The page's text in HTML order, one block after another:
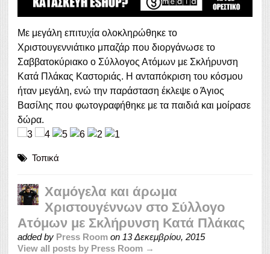
Με μεγάλη επιτυχία ολοκληρώθηκε το
Χριστουγεννιάτικο μπαζάρ που διοργάνωσε το
Σαββατοκύριακο ο Σύλλογος Ατόμων με Σκλήρυνση
Κατά Πλάκας Καστοριάς. Η ανταπόκριση του κόσμου
ήταν μεγάλη, ενώ την παράσταση έκλεψε ο Άγιος
Βασίλης που φωτογραφήθηκε με τα παιδιά και μοίρασε
δώρα.
Τοπικά
Χαμόγελα και άρωμα
Χριστουγέννων στο Σύλλογο
Ατόμων με Σκλήρυνση Κατά Πλάκας
added by Press Room on 13 Δεκεμβρίου, 2015
View all posts by Press Room →